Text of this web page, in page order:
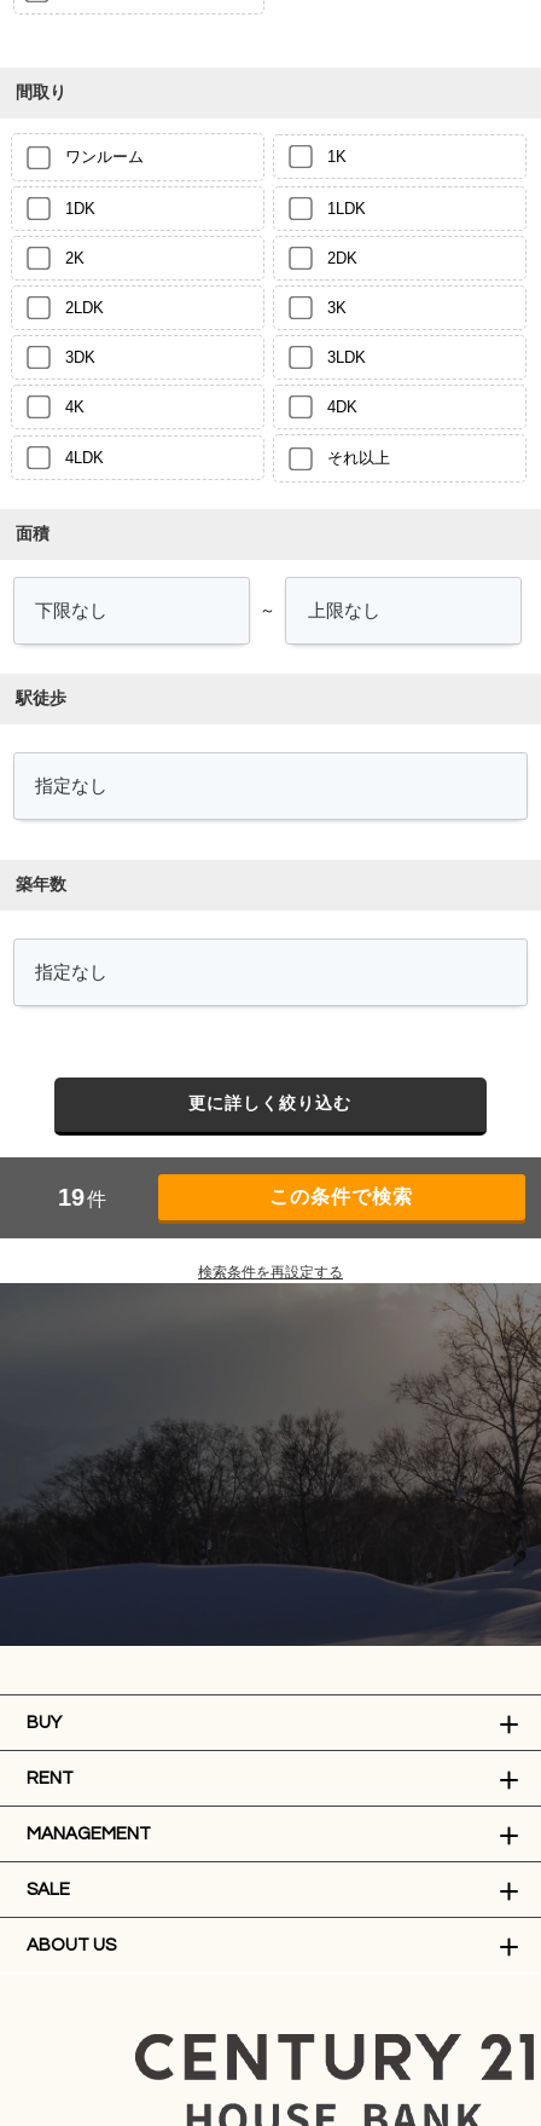
間取り
ワンルーム 1K
1DK 1LDK
2K 2DK
2LDK 3K
3DK 3LDK
4K 4DK
4LDK それ以上
面積
～
駅徒歩
築年数
更に詳しく絞り込む
19件
検索条件を再設定する
BUY
RENT
MANAGEMENT
SALE
ABOUT US